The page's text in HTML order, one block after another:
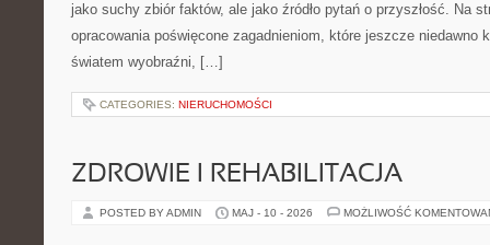
jako suchy zbiór faktów, ale jako źródło pytań o przyszłość. Na
opracowania poświęcone zagadnieniom, które jeszcze niedawno
światem wyobraźni, […]
CATEGORIES: NIERUCHOMOŚCI
ZDROWIE I REHABILITACJA
POSTED BY ADMIN MAJ - 10 - 2026 MOŻLIWOŚĆ